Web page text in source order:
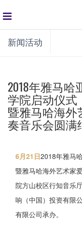
global
navigation
新闻活动
2018年雅马
学院启动仪式
暨雅马哈海外
奏音乐会圆满
6月21日2018年雅马
暨雅马哈海外艺术家
院方山校区行知音乐
响（中国）投资有限
有限公司承办。